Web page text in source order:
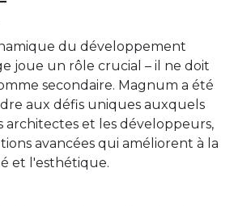
du développement
joue un rôle crucial – il ne doit
secondaire. Magnum a été
aux défis uniques auxquels
architectes et les développeurs,
avancées qui améliorent à la
et l'esthétique.